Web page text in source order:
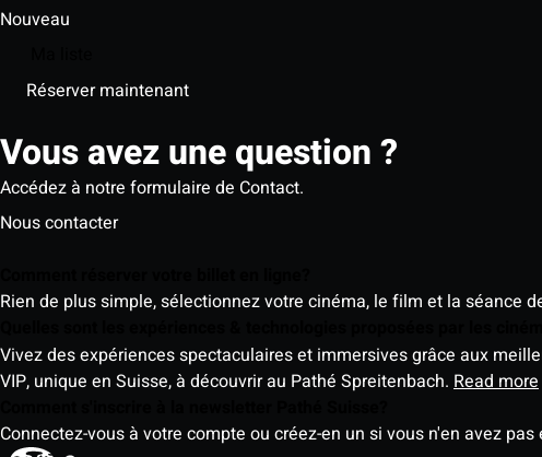
Nouveau
Réserver maintenant
Vous avez une question ?
Accédez à notre formulaire de Contact.
Nous contacter
Rien de plus simple, sélectionnez votre cinéma, le film et la séance
Vivez des expériences spectaculaires et immersives grâce aux
VIP, unique en Suisse, à découvrir au Pathé Spreitenbach. Read more
Connectez-vous à votre compte ou créez-en un si vous n'en avez